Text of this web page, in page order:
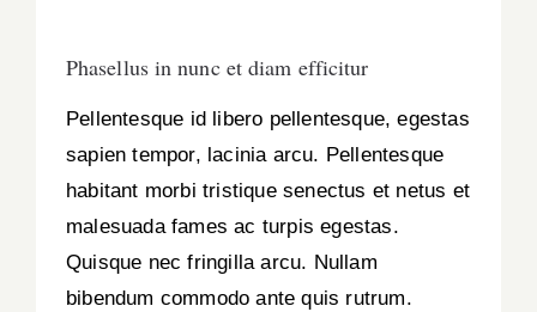
Phasellus in nunc et diam efficitur
Pellentesque id libero pellentesque, egestas
sapien tempor, lacinia arcu. Pellentesque
habitant morbi tristique senectus et netus et
malesuada fames ac turpis egestas.
Quisque nec fringilla arcu. Nullam
bibendum commodo ante quis rutrum.